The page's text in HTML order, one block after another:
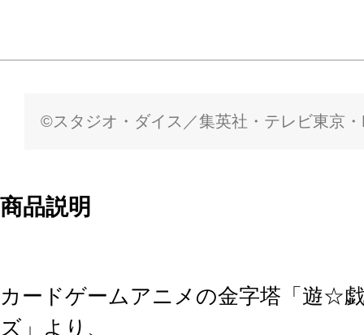
©スタジオ・ダイス／集英社・テレビ東京
商品説明
カードゲームアニメの金字塔「遊☆
ズ」より、